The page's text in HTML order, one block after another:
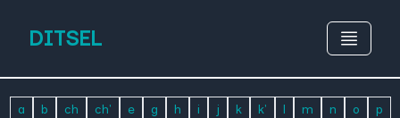
DITSEL
a b ch ch' e g h i j k k' l m n o
p